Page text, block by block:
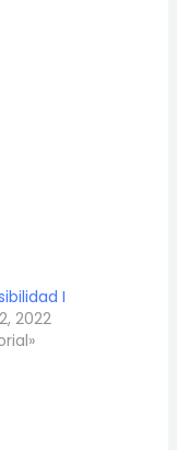
I
2022